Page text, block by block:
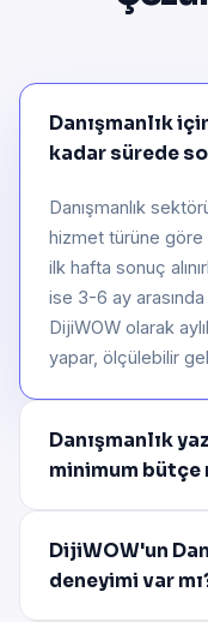
Danışmanlık
kadar sürede
Danışmanlık
hizmet türüne göre
ilk hafta sonuç
ise 3-6 ay
DijiWOW olarak
yapar, ölçülebilir
Danışmanlık
minimum bütçe
DijiWOW'un
deneyimi var